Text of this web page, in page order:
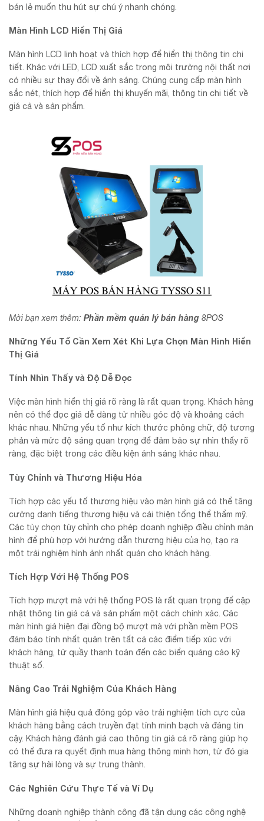
bán lẻ muốn thu hút sự chú ý nhanh chóng.
Màn Hình LCD Hiển Thị Giá
Màn hình LCD linh hoạt và thích hợp để hiển thị thông tin chi
tiết. Khác với LED, LCD xuất sắc trong môi trường nội thất nơi
có nhiều sự thay đổi về ánh sáng. Chúng cung cấp màn hình
sắc nét, thích hợp để hiển thị khuyến mãi, thông tin chi tiết về
giá cả và sản phẩm.
Mời bạn xem thêm: Phần mềm quản lý bán hàng 8POS
Những Yếu Tố Cần Xem Xét Khi Lựa Chọn Màn Hình Hiển
Thị Giá
Tính Nhìn Thấy và Độ Dễ Đọc
Việc màn hình hiển thị giá rõ ràng là rất quan trọng. Khách hàng
nên có thể đọc giá dễ dàng từ nhiều góc độ và khoảng cách
khác nhau. Những yếu tố như kích thước phông chữ, độ tương
phản và mức độ sáng quan trọng để đảm bảo sự nhìn thấy rõ
ràng, đặc biệt trong các điều kiện ánh sáng khác nhau.
Tùy Chỉnh và Thương Hiệu Hóa
Tích hợp các yếu tố thương hiệu vào màn hình giá có thể tăng
cường danh tiếng thương hiệu và cải thiện tổng thể thẩm mỹ.
Các tùy chọn tùy chỉnh cho phép doanh nghiệp điều chỉnh màn
hình để phù hợp với hướng dẫn thương hiệu của họ, tạo ra
một trải nghiệm hình ảnh nhất quán cho khách hàng.
Tích Hợp Với Hệ Thống POS
Tích hợp mượt mà với hệ thống POS là rất quan trọng để cập
nhật thông tin giá cả và sản phẩm một cách chính xác. Các
màn hình giá hiện đại đồng bộ mượt mà với phần mềm POS
đảm bảo tính nhất quán trên tất cả các điểm tiếp xúc với
khách hàng, từ quầy thanh toán đến các biển quảng cáo kỹ
thuật số.
Nâng Cao Trải Nghiệm Của Khách Hàng
Màn hình giá hiệu quả đóng góp vào trải nghiệm tích cực của
khách hàng bằng cách truyền đạt tính minh bạch và đáng tin
cậy. Khách hàng đánh giá cao thông tin giá cả rõ ràng giúp họ
có thể đưa ra quyết định mua hàng thông minh hơn, từ đó gia
tăng sự hài lòng và sự trung thành.
Các Nghiên Cứu Thực Tế và Ví Dụ
Những doanh nghiệp thành công đã tận dụng các công nghệ